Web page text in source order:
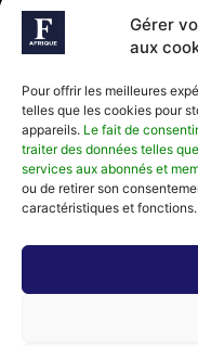
Gérer
aux
Pour offrir les meilleures
telles que les cookies pour
appareils. Le fait de
traiter des données telles
services aux abonnés et
ou de retirer son
caractéristiques et fonctions.
JOINDRE L'ÉQUIPE
Rédaction
Développement
Communiquer avec
Média Kit 2026
Abonnez-vous à la
régulièrement nos